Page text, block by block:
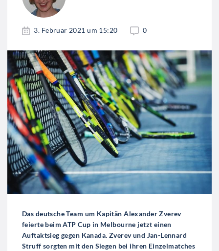
3. Februar 2021 um 15:20 0
Das deutsche Team um Kapitän Alexander Zverev
feierte beim ATP Cup in Melbourne jetzt einen
Auftaktsieg gegen Kanada. Zverev und Jan-Lennard
Struff sorgten mit den Siegen bei ihren Einzelmatches